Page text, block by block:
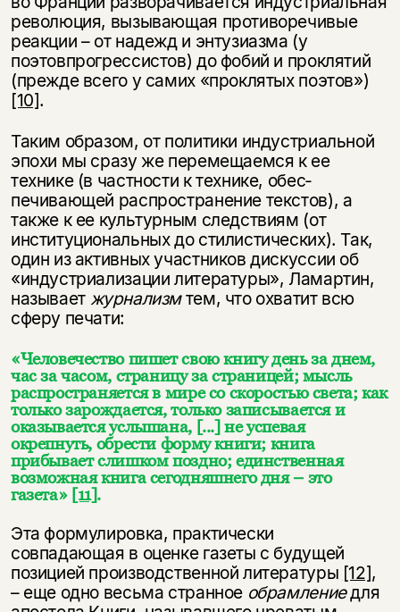
революция, вызывающая противоречивые
реакции – от надежд и энтузиазма (у
поэтовпрогрессистов) до фобий и проклятий
(прежде всего у самих «проклятых поэтов»)
[10].
Таким образом, от политики индустриальной
эпохи мы сразу же перемещаемся к ее
технике (в частности к технике, обес­
печивающей распространение текстов), а
также к ее культурным следствиям (от
институциональных до стилистических). Так,
один из активных участников дискуссии об
«индустриализации литературы», Ламартин,
называет журнализмтем, что охватит всю
сферу печати:
«Человечество пишет свою книгу день за днем,
час за часом, страницу за страницей; мысль
распространяется в мире со скоростью света; как
только зарождается, только записывается и
оказывается услышана, [...] не успевая
окрепнуть, обрести форму книги; книга
прибывает слишком поздно; единственная
возможная книга сегодняшнего дня – это
газета» [11].
Эта формулировка, практически
совпадающая в оценке газеты с будущей
позицией производственной литературы [12],
– еще одно весьма странное обрамлениедля